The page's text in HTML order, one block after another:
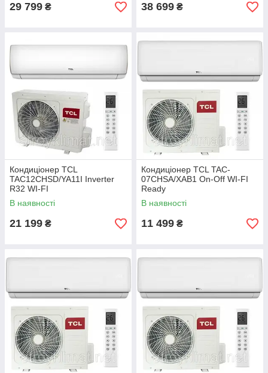
29 799 ₴ 38 699 ₴
Кондиціонер TCL
TAC12CHSD/YA11I Inverter
R32 WI-FI
В наявності
21 199 ₴
Кондиціонер TCL TAC-
07CHSA/XAB1 On-Off WI-FI
Ready
В наявності
11 499 ₴